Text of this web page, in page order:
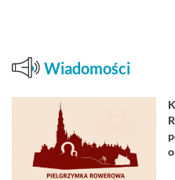
Wiadomości